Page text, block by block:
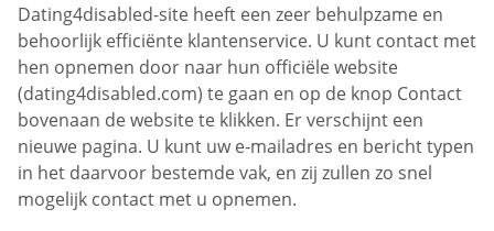
Dating4disabled-site heeft een zeer behulpzame en
behoorlijk efficiënte klantenservice. U kunt contact met
hen opnemen door naar hun officiële website
(dating4disabled.com) te gaan en op de knop Contact
bovenaan de website te klikken. Er verschijnt een
nieuwe pagina. U kunt uw e-mailadres en bericht typen
in het daarvoor bestemde vak, en zij zullen zo snel
mogelijk contact met u opnemen.